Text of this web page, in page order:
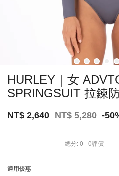
HURLEY｜女
SPRINGSUIT 拉鍊
NT$ 2,640 NT$ 5,280 -
總分:0 -0評價
適用優惠